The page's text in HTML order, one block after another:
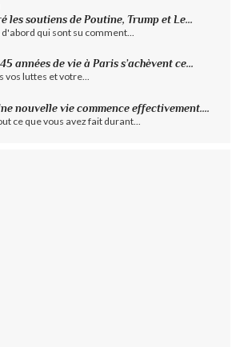
les soutiens de Poutine, Trump et Le...
qui sont su comment...
années de vie à Paris s’achèvent ce...
vos luttes et votre...
nouvelle vie commence effectivement....
ce que vous avez fait durant...